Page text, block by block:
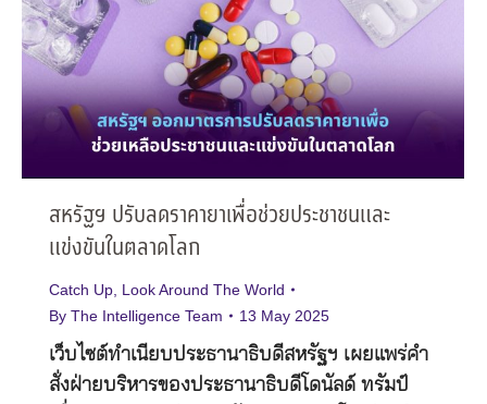
สหรัฐฯ ปรับลดราคายาเพื่อช่วยประชาชนและ
แข่งขันในตลาดโลก
Catch Up Look Around The World
By The Intelligence Team 13 May 2025
เว็บไซต์ทำเนียบประธานาธิบดีสหรัฐฯ เผยแพร่คำ
สั่งฝ่ายบริหารของประธานาธิบดีโดนัลด์ ทรัมป์